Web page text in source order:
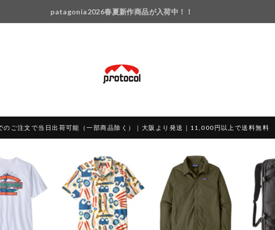
patagonia2026春夏新作商品が入荷中！！
のご注文で当日出荷可能（一部商品除く）｜大阪より発送｜11,000円以上で送料無料